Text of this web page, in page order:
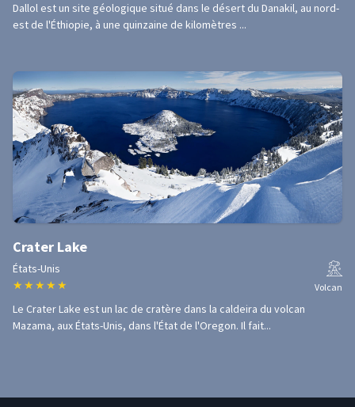
Dallol est un site géologique situé dans le désert du Danakil, au nord-
est de l'Éthiopie, à une quinzaine de kilomètres ...
Crater Lake
États-Unis
★ ★ ★ ★ ★ Volcan
Le Crater Lake est un lac de cratère dans la caldeira du volcan
Mazama, aux États-Unis, dans l'État de l'Oregon. Il fait...